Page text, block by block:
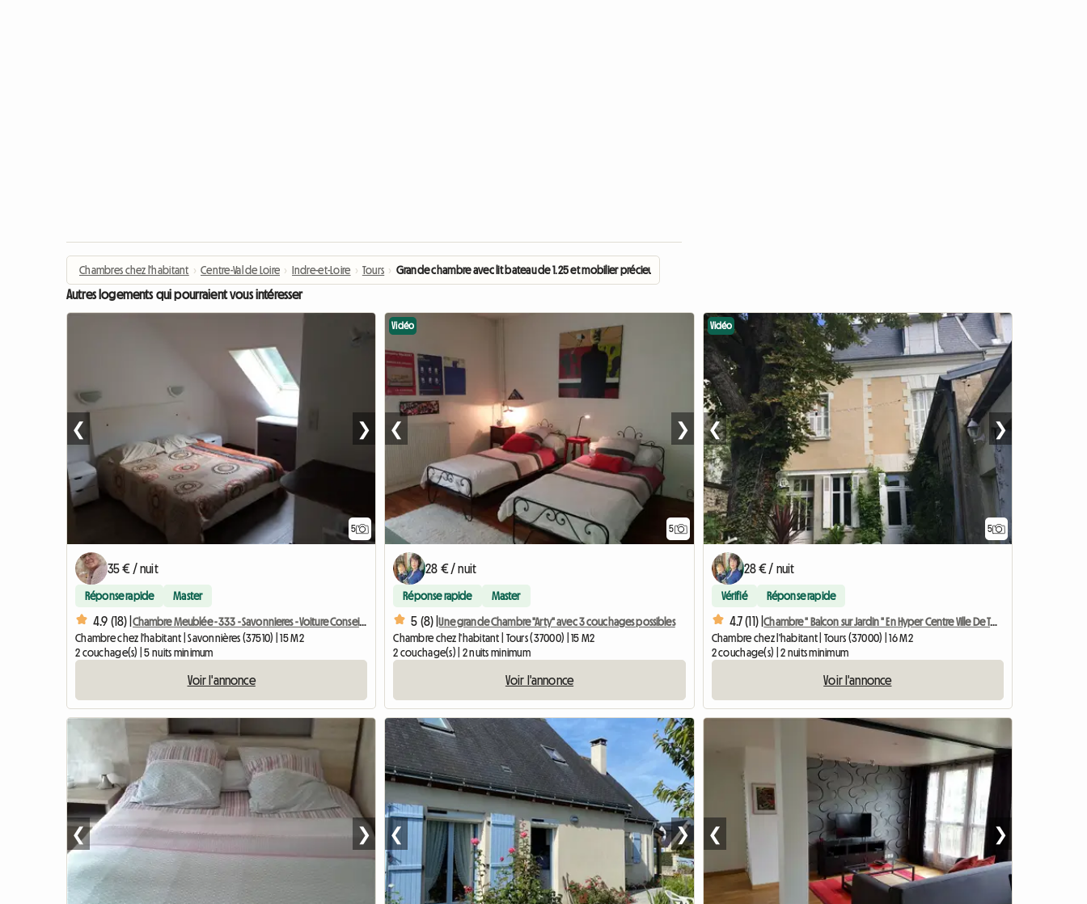
Chambres chez l'habitant › Centre-Val de Loire › Indre-et-Loire › Tours › Grande chambre avec lit bateau de 1.25 et mobilier précieux
Autres logements qui pourraient vous intéresser
5
❮ ❯
35 € / nuit
Réponse rapide Master
4.9 (18) |
Chambre Meublée - 333 - Savonnieres - Voiture Conseillée
Chambre chez l'habitant | Savonnières (37510) | 15 M2
2 couchage(s) | 5 nuits minimum
Voir l'annonce
5
Vidéo
❮ ❯
28 € / nuit
Réponse rapide Master
5 (8) |Une grande Chambre "Arty" avec 3 couchages possibles
Chambre chez l'habitant | Tours (37000) | 15 M2
2 couchage(s) | 2 nuits minimum
Voir l'annonce
5
Vidéo
❮ ❯
28 € / nuit
Vérifié Réponse rapide
4.7 (11) |
Chambre " Balcon sur Jardin " En Hyper Centre Ville De Tours
Chambre chez l'habitant | Tours (37000) | 16 M2
2 couchage(s) | 2 nuits minimum
Voir l'annonce
❮ ❯ ❮ ❯ ❮ ❯